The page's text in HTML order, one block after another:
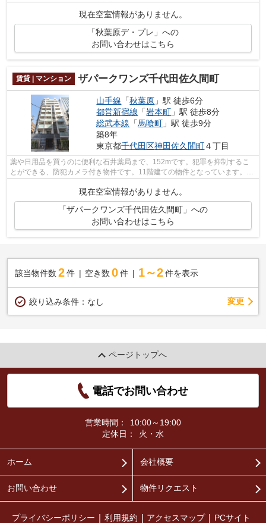
から好評を得ています。不審者対策と...
現在空室情報がありません。
「秋葉原デ・プレ」への
お問い合わせはこちら
賃貸 | マンション ザパークワンズ千代田佐久間町
山手線 「秋葉原 」駅 徒歩6分
都営新宿線 「岩本町 」駅 徒歩8分
総武本線 「馬喰町 」駅 徒歩9分
築8年
東京都千代田区神田佐久間町４丁目
薬や日用品を買うのに便利な石井薬局まで、152mです。犯罪を抑制するこ
とができる、防犯カメラ付き物件です。11階建ての物件となっています。駅
現在空室情報がありません。
「ザパークワンズ千代田佐久間町」への
お問い合わせはこちら
該当物件数 2件 空き数 0 件 1～2 件を表示
絞り込み条件： なし 変更
ページトップへ
電話でお問い合わせ
営業時間：
10:00～19:00
定休日：
火・水
ホーム 会社概要
お問い合わせ 物件リクエスト
プライバシーポリシー 利用規約 アクセスマップ PCサイト